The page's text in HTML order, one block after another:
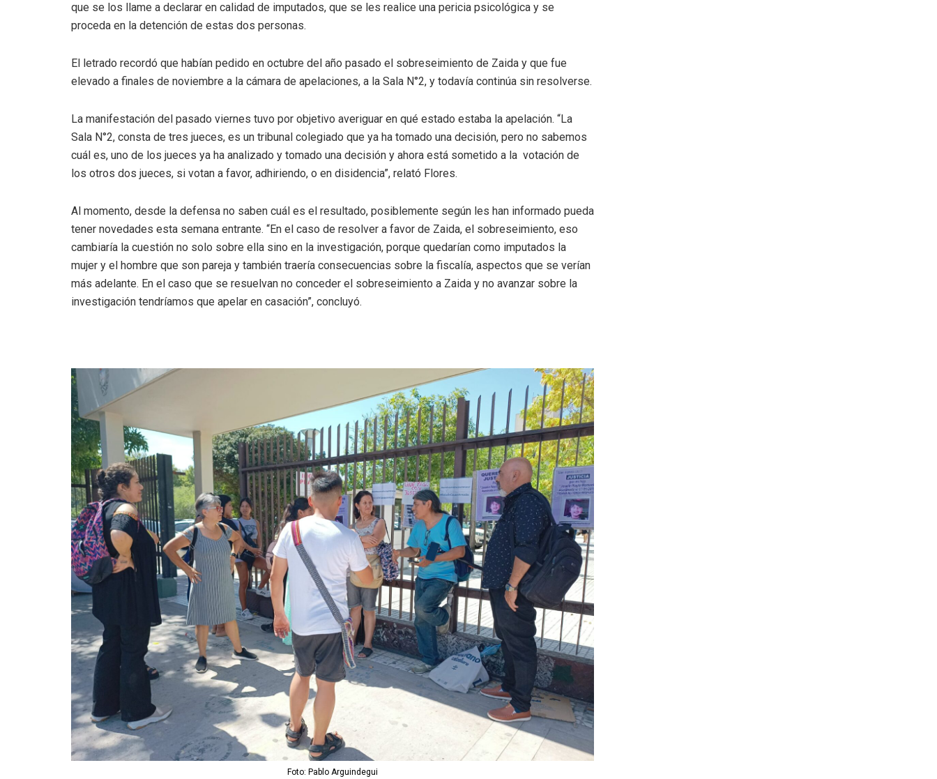
que se los llame a declarar en calidad de imputados, que se les realice una pericia psicológica y se
proceda en la detención de estas dos personas.
El letrado recordó que habían pedido en octubre del año pasado el sobreseimiento de Zaida y que fue
elevado a finales de noviembre a la cámara de apelaciones, a la Sala N°2, y todavía continúa sin resolverse.
La manifestación del pasado viernes tuvo por objetivo averiguar en qué estado estaba la apelación. “La
Sala N°2, consta de tres jueces, es un tribunal colegiado que ya ha tomado una decisión, pero no sabemos
cuál es, uno de los jueces ya ha analizado y tomado una decisión y ahora está sometido a la votación de
los otros dos jueces, si votan a favor, adhiriendo, o en disidencia”, relató Flores.
Al momento, desde la defensa no saben cuál es el resultado, posiblemente según les han informado pueda
tener novedades esta semana entrante. “En el caso de resolver a favor de Zaida, el sobreseimiento, eso
cambiaría la cuestión no solo sobre ella sino en la investigación, porque quedarían como imputados la
mujer y el hombre que son pareja y también traería consecuencias sobre la fiscalía, aspectos que se verían
más adelante. En el caso que se resuelvan no conceder el sobreseimiento a Zaida y no avanzar sobre la
investigación tendríamos que apelar en casación”, concluyó.
Foto: Pablo Arguindegui